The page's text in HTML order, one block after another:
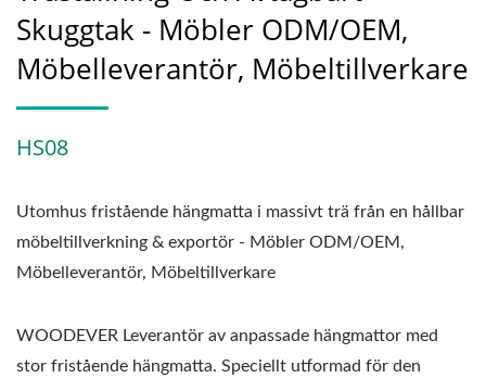
Skuggtak - Möbler ODM/OEM,
Möbelleverantör, Möbeltillverkare
HS08
Utomhus fristående hängmatta i massivt trä från en hållbar
möbeltillverkning & exportör - Möbler ODM/OEM,
Möbelleverantör, Möbeltillverkare
WOODEVER Leverantör av anpassade hängmattor med
stor fristående hängmatta. Speciellt utformad för den